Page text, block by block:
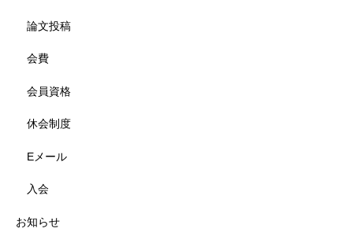
論文投稿
会費
会員資格
休会制度
Eメール
入会
お知らせ